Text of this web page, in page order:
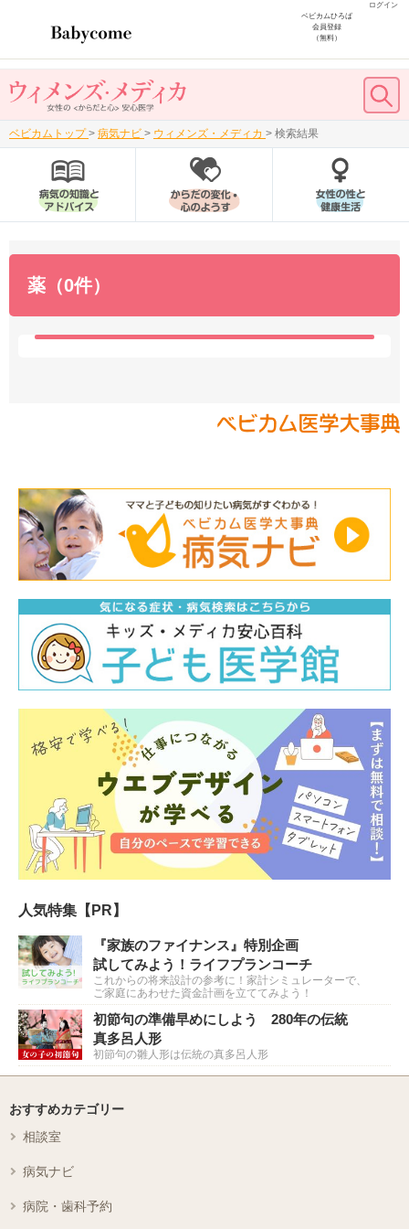
ログイン
ベビカムひろば
会員登録
（無料）
ベビカムトップ > 病気ナビ > ウィメンズ・メディカ > 検索結果
薬（0件）
人気特集【PR】
『家族のファイナンス』特別企画
試してみよう！ライフプランコーチ
これからの将来設計の参考に！家計シミュレーターで、
ご家庭にあわせた資金計画を立ててみよう！
初節句の準備早めにしよう 280年の伝統
真多呂人形
初節句の雛人形は伝統の真多呂人形
おすすめカテゴリー
相談室
病気ナビ
病院・歯科予約